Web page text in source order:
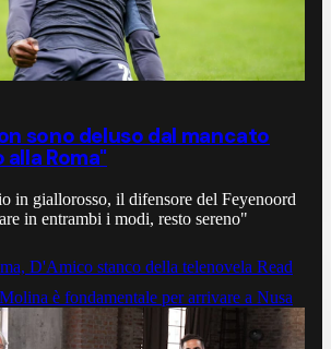
sono deluso dal mancato
Roma"
in giallorosso, il difensore del Feyenoord
in entrambi i modi, resto sereno"
D'Amico stanco della telenovela Read
è fondamentale per arrivare a Nusa